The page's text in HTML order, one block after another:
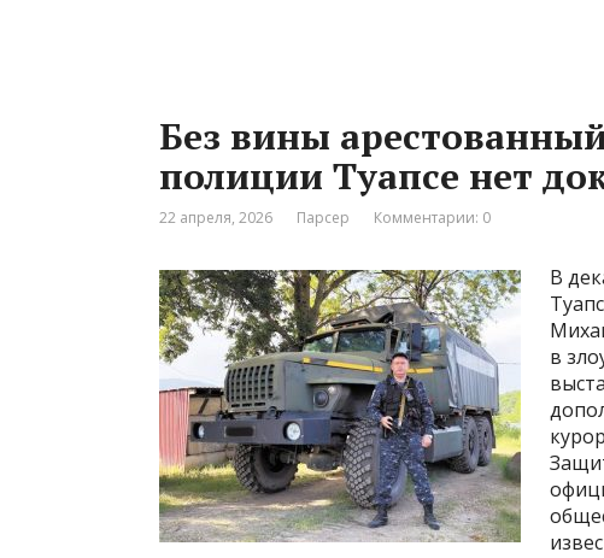
Без вины
полиции Туапсе нет
22 апреля, 2026 Парсер Комментарии: 0
В
в